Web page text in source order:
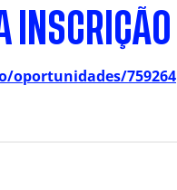
INSCRIÇÃO
oportunidades/759264